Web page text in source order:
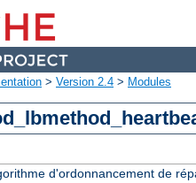
> Version 2.4 > Modules
d'ordonnancement de